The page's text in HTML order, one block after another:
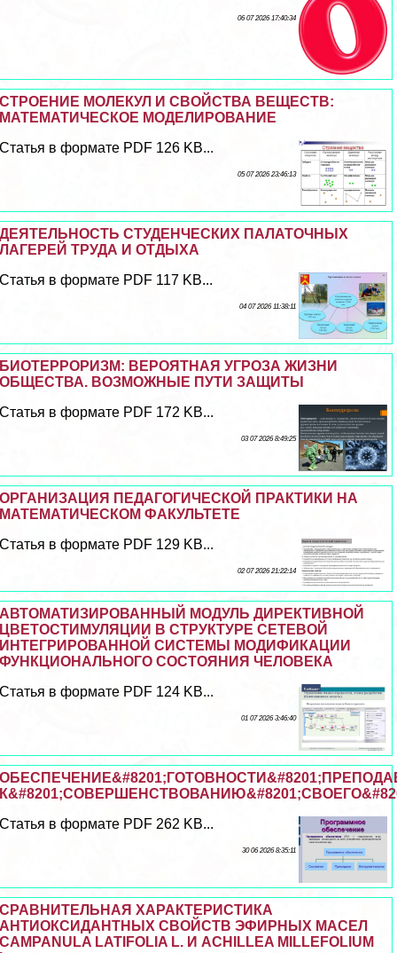
06 07 2026 17:40:34
СТРОЕНИЕ МОЛЕКУЛ И СВОЙСТВА ВЕЩЕСТВ:
МАТЕМАТИЧЕСКОЕ МОДЕЛИРОВАНИЕ
Статья в формате PDF 126 KB...
05 07 2026 23:46:13
ДЕЯТЕЛЬНОСТЬ СТУДЕНЧЕСКИХ ПАЛАТОЧНЫХ
ЛАГЕРЕЙ ТРУДА И ОТДЫХА
Статья в формате PDF 117 KB...
04 07 2026 11:38:11
БИОТЕРРОРИЗМ: ВЕРОЯТНАЯ УГРОЗА ЖИЗНИ
ОБЩЕСТВА. ВОЗМОЖНЫЕ ПУТИ ЗАЩИТЫ
Статья в формате PDF 172 KB...
03 07 2026 8:49:25
ОРГАНИЗАЦИЯ ПЕДАГОГИЧЕСКОЙ ПРАКТИКИ НА
МАТЕМАТИЧЕСКОМ ФАКУЛЬТЕТЕ
Статья в формате PDF 129 KB...
02 07 2026 21:22:14
АВТОМАТИЗИРОВАННЫЙ МОДУЛЬ ДИРЕКТИВНОЙ
ЦВЕТОСТИМУЛЯЦИИ В СТРУКТУРЕ СЕТЕВОЙ
ИНТЕГРИРОВАННОЙ СИСТЕМЫ МОДИФИКАЦИИ
ФУНКЦИОНАЛЬНОГО СОСТОЯНИЯ ЧЕЛОВЕКА
Статья в формате PDF 124 KB...
01 07 2026 3:46:40
Статья в формате PDF 262 KB...
30 06 2026 8:35:11
СРАВНИТЕЛЬНАЯ ХАРАКТЕРИСТИКА
АНТИОКСИДАНТНЫХ СВОЙСТВ ЭФИРНЫХ МАСЕЛ
CAMPANULA LATIFOLIA L. И ACHILLEA MILLEFOLIUM